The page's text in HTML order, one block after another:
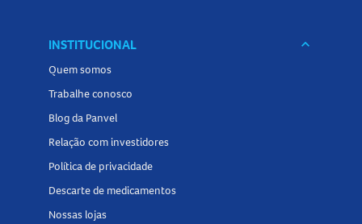
INSTITUCIONAL keyboard_arrow_down
Quem somos
Trabalhe conosco
Blog da Panvel
Relação com investidores
Política de privacidade
Descarte de medicamentos
Nossas lojas